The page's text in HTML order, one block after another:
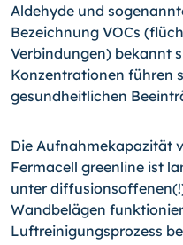
Aldehyde und
Bezeichnung VOCs
Verbindungen) bekannt
Konzentrationen führen
gesundheitlichen
Die Aufnahmekapazität
Fermacell greenline ist
unter
Wandbelägen
Luftreinigungsprozess